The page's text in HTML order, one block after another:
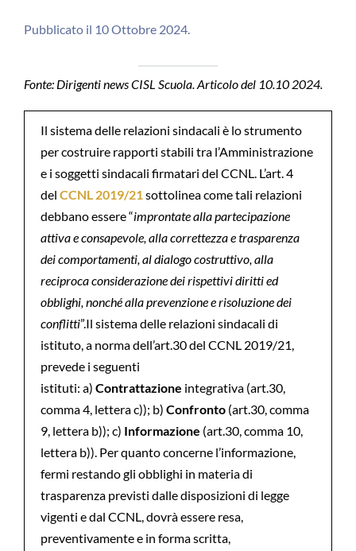
Pubblicato il 10 Ottobre 2024.
Fonte: Dirigenti news CISL Scuola. Articolo del 10.10 2024.
Il sistema delle relazioni sindacali è lo strumento
per costruire rapporti stabili tra l’Amministrazione
e i soggetti sindacali firmatari del CCNL. L’art. 4
del CCNL 2019/21sottolinea come tali relazioni
debbano essere “improntate alla partecipazione
attiva e consapevole, alla correttezza e trasparenza
dei comportamenti, al dialogo costruttivo, alla
reciproca considerazione dei rispettivi diritti ed
obblighi, nonché alla prevenzione e risoluzione dei
conflitti”.Il sistema delle relazioni sindacali di
istituto, a norma dell’art.30 del CCNL 2019/21,
prevede i seguenti
istituti: a) Contrattazione integrativa (art.30,
comma 4, lettera c)); b) Confronto (art.30, comma
9, lettera b)); c) Informazione (art.30, comma 10,
lettera b)). Per quanto concerne l’informazione,
fermi restando gli obblighi in materia di
trasparenza previsti dalle disposizioni di legge
vigenti e dal CCNL, dovrà essere resa,
preventivamente e in forma scritta,